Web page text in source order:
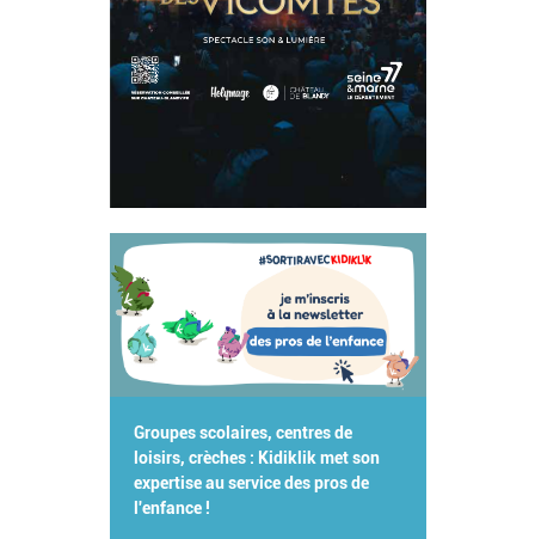
Groupes scolaires, centres de
loisirs, crèches : Kidiklik met son
expertise au service des pros de
l'enfance !